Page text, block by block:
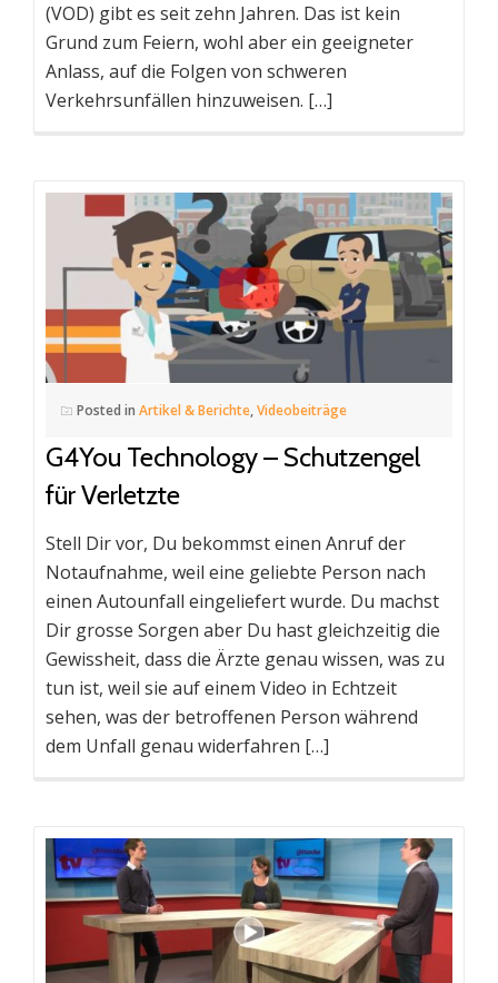
(VOD) gibt es seit zehn Jahren. Das ist kein
Grund zum Feiern, wohl aber ein geeigneter
Anlass, auf die Folgen von schweren
Verkehrsunfällen hinzuweisen. […]
Posted in Artikel & Berichte,Videobeiträge
G4You Technology – Schutzengel
für Verletzte
Stell Dir vor, Du bekommst einen Anruf der
Notaufnahme, weil eine geliebte Person nach
einen Autounfall eingeliefert wurde. Du machst
Dir grosse Sorgen aber Du hast gleichzeitig die
Gewissheit, dass die Ärzte genau wissen, was zu
tun ist, weil sie auf einem Video in Echtzeit
sehen, was der betroffenen Person während
dem Unfall genau widerfahren […]